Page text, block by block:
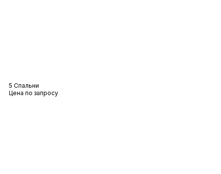
5 Спальни
Цена по запросу